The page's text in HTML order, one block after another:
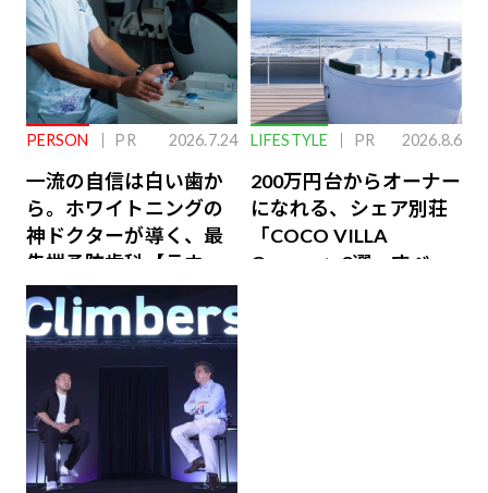
PERSON PR 2026.7.24
一流の自信は白い歯か
ら。ホワイトニングの
神ドクターが導く、最
先端予防歯科【ラウン
ジ会員特典あり】
LIFESTYLE PR 2026.8.6
200万円台からオーナー
になれる、シェア別荘
「COCO VILLA
Owners」3選。すべて